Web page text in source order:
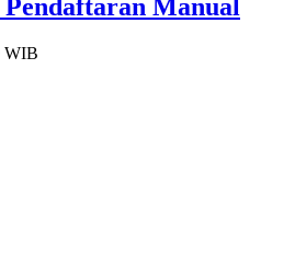
Manual
WIB